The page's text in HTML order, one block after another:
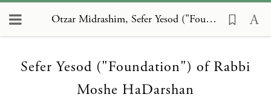
Otzar Midrashim, Sefer Yesod ("Foundation") of Rabbi Moshe HaDarshan
Sefer Yesod ("Foundation") of Rabbi
Moshe HaDarshan